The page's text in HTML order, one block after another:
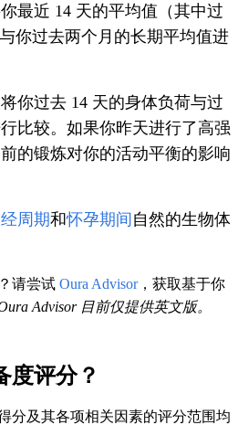
最近 14 天的平均值（其中过
你过去两个月的长期平均值进
你过去 14 天的身体负荷与过
比较。如果你昨天进行了高强
的锻炼对你的活动平衡的影响
经周期和怀孕期间自然的生物体
请尝试 Oura Advisor，获取基于你
Advisor 目前仅提供英文版。
度评分？
分及其各项相关因素的评分范围均